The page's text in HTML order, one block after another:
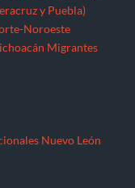
y Puebla)
Noroeste
Migrantes
Nuevo León